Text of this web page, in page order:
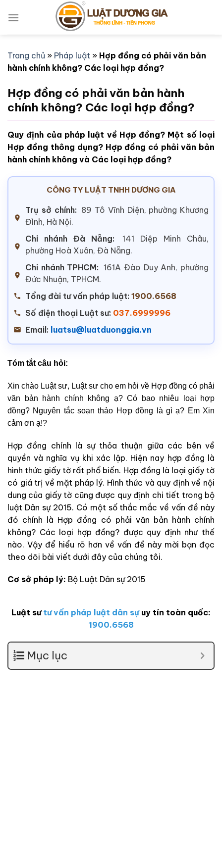
qua
Trang chủ » Pháp luật » Hợp đồng có phải văn bản
hành chính không? Các loại hợp đồng?
Hợp đồng có phải văn bản hành
chính không? Các loại hợp đồng?
Quy định của pháp luật về Hợp đồng? Một số loại
Hợp đồng thông dụng? Hợp đồng có phải văn bản
hành chính không và Các loại hợp đồng?
CÔNG TY LUẬT TNHH DƯƠNG GIA
Trụ sở chính: 89 Tô Vĩnh Diện, phường Khương
Đình, Hà Nội.
Chi nhánh Đà Nẵng:
141 Diệp Minh Châu,
phường Hoà Xuân, Đà Nẵng.
Chi nhánh TPHCM: 161A Đào Duy Anh, phường
Đức Nhuận, TPHCM.
Tổng đài tư vấn pháp luật: 1900.6568
Số điện thoại Luật sư: 037.6999996
Email: luatsu@luatduonggia.vn
Tóm tắt câu hỏi:
Xin chào Luật sư, Luật sư cho em hỏi về Hợp đồng có phải
văn bản hành chính không ạ? Có bao nhiêu loại hợp
đồng? Nguyên tắc soạn thảo Hợp đồng là gì ạ? Em Xin
cảm ơn ạ!?
Hợp đồng chính là sự thỏa thuận giữa các bên về
quyền và nghĩa vụ khi xác lập. Hiện nay hợp đồng là
hình thức giấy tờ rất phổ biến. Hợp đồng là loại giấy tờ
có giá trị về mặt pháp lý. Hình thức và quy định về nội
dung của giấy tờ cũng được quy định chi tiết trong bộ
luật Dân sự 2015. Có một số thắc mắc về vấn đề này
đó chính là Hợp đồng có phải văn bản hành chính
không? Các loại hợp đồng? được quy định như thế
nào. Vậy để hiểu rõ hơn về vấn đề này mời bạn đọc
theo dõi bài viết dưới đây của chúng tôi.
Cơ sở pháp lý: Bộ Luật Dân sự 2015
Luật sưtư vấn pháp luật dân sựuy tín toàn quốc:
1900.6568
Mục lục